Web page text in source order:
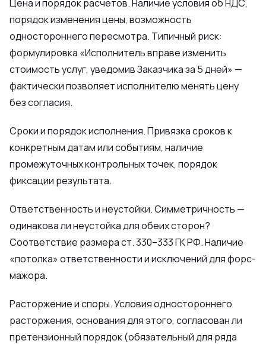
Цена и порядок расчетов. Наличие условия об НДС,
порядок изменения цены, возможность
одностороннего пересмотра. Типичный риск:
формулировка «Исполнитель вправе изменить
стоимость услуг, уведомив Заказчика за 5 дней» —
фактически позволяет исполнителю менять цену
без согласия.
Сроки и порядок исполнения. Привязка сроков к
конкретным датам или событиям, наличие
промежуточных контрольных точек, порядок
фиксации результата.
Ответственность и неустойки. Симметричность —
одинакова ли неустойка для обеих сторон?
Соответствие размера ст. 330–333 ГК РФ. Наличие
«потолка» ответственности и исключений для форс-
мажора.
Расторжение и споры. Условия одностороннего
расторжения, основания для этого, согласован ли
претензионный порядок (обязательный для ряда